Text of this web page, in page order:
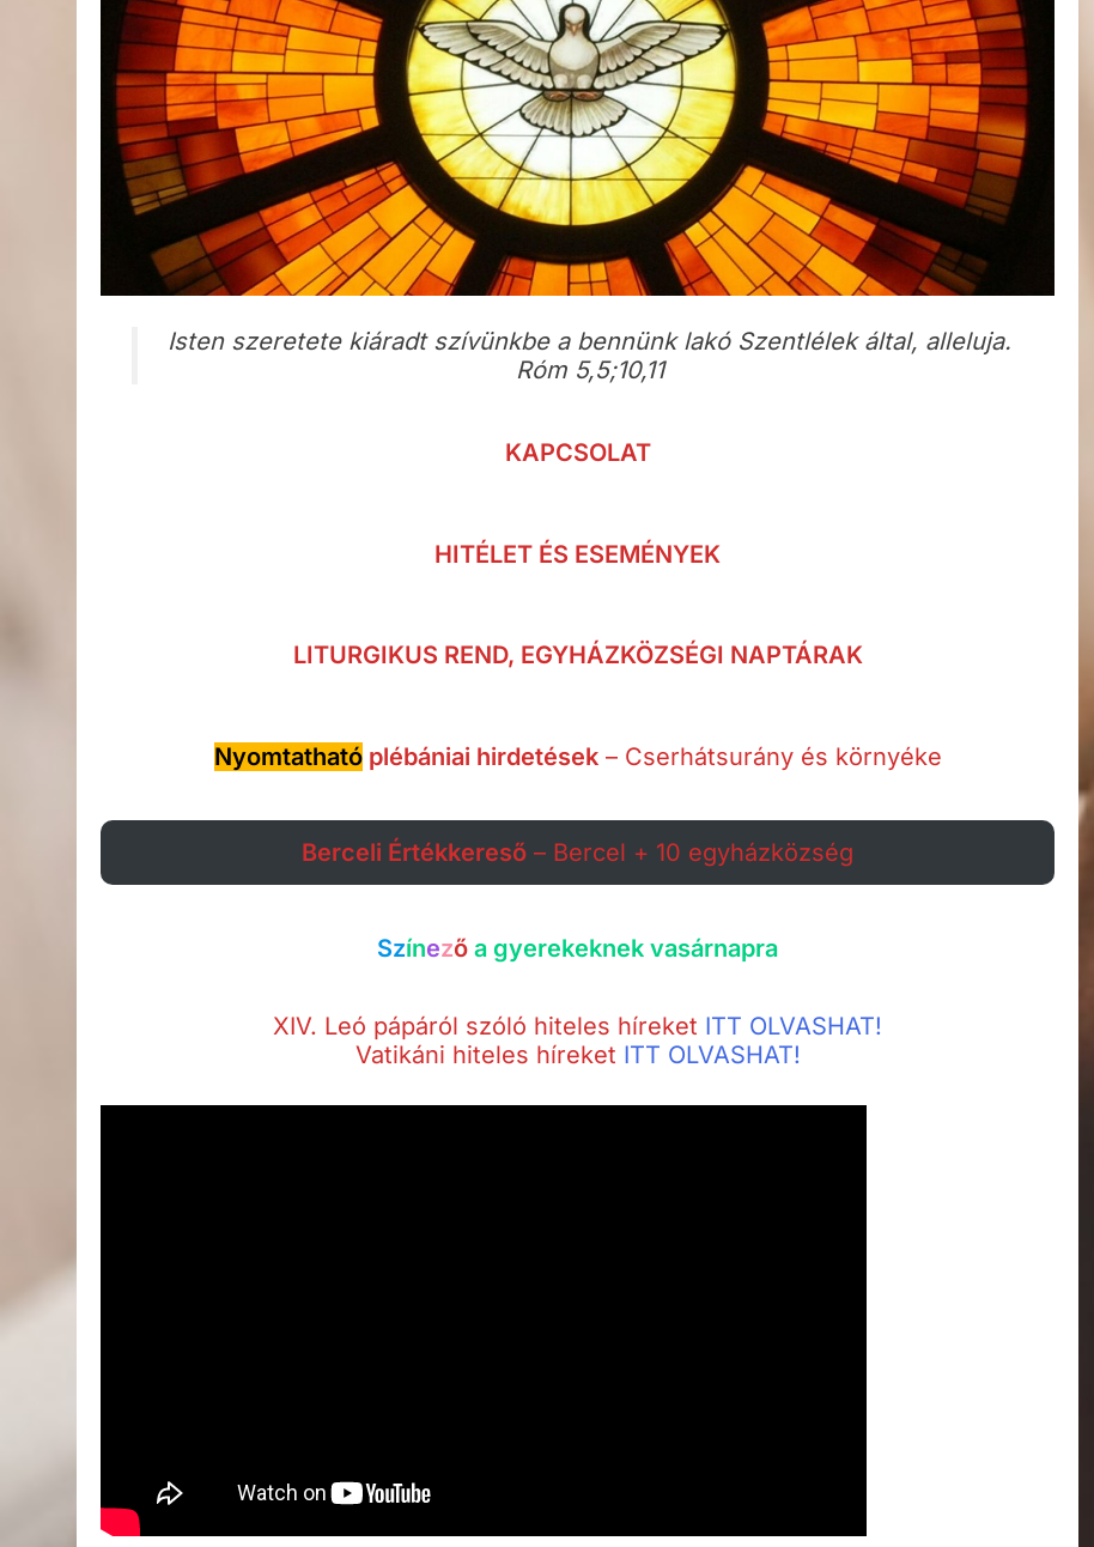
Isten szeretete kiáradt szívünkbe a bennünk lakó Szentlélek által, alleluja.
Róm 5,5;10,11
KAPCSOLAT
HITÉLET ÉS ESEMÉNYEK
LITURGIKUS REND, EGYHÁZKÖZSÉGI NAPTÁRAK
Nyomtathatóplébániai hirdetések– Cserhátsurány és környéke
Berceli Értékkereső – Bercel + 10 egyházközség
Színező a gyerekeknek vasárnapra
XIV. Leó pápáról szóló hiteles híreket ITT OLVASHAT!
Vatikáni hiteles híreket ITT OLVASHAT!